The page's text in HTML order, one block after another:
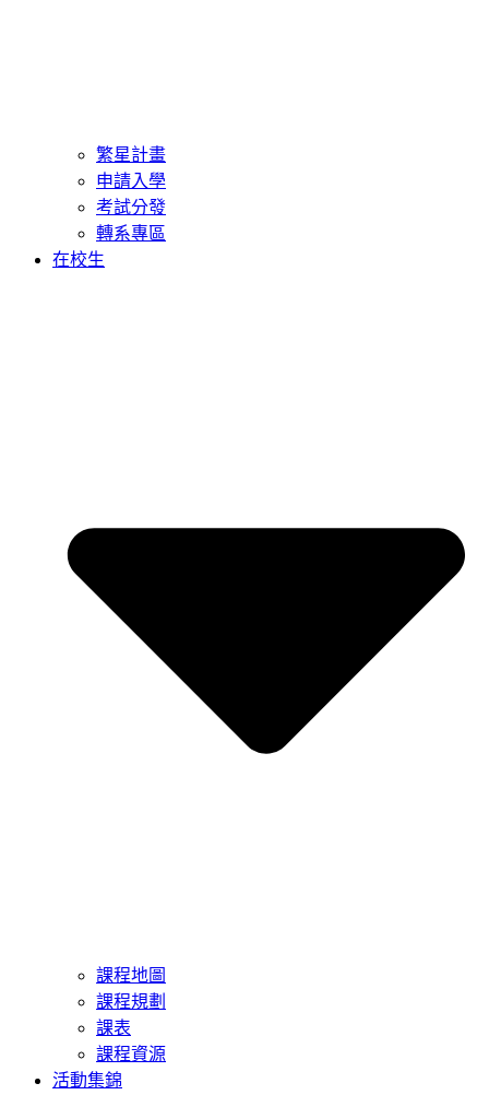
繁星計畫
申請入學
考試分發
轉系專區
在校生
課程地圖
課程規劃
課表
課程資源
活動集錦